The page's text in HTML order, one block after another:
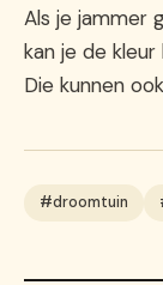
Als je jammer
kan je de
Die kunnen
#droomtuin